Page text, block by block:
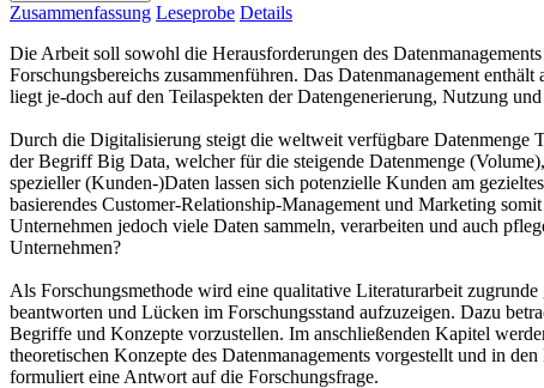
Zusammenfassung Leseprobe Details
Die Arbeit soll sowohl die Herausforderungen des
Forschungsbereichs zusammenführen. Das Datenmanagement
liegt je-doch auf den Teilaspekten der Datengenerierung, Nutzung
Durch die Digitalisierung steigt die weltweit verfügbare Datenmenge
der Begriff Big Data, welcher für die steigende Datenmenge
spezieller (Kunden-)Daten lassen sich potenzielle Kunden am
basierendes Customer-Relationship-Management und Marketing
Unternehmen jedoch viele Daten sammeln, verarbeiten und auch
Unternehmen?
Als Forschungsmethode wird eine qualitative Literaturarbeit
beantworten und Lücken im Forschungsstand aufzuzeigen. Dazu
Begriffe und Konzepte vorzustellen. Im anschließenden Kapitel
theoretischen Konzepte des Datenmanagements vorgestellt und in
formuliert eine Antwort auf die Forschungsfrage.